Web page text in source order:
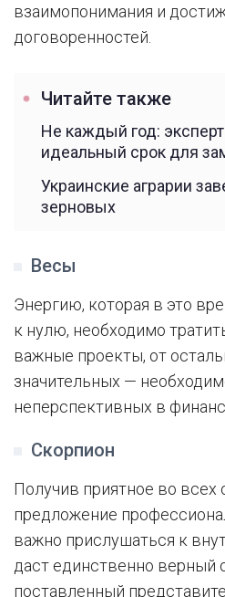
взаимопонимания и
договоренностей.
Читайте также
Не каждый год:
идеальный срок для
Украинские аграрии
зерновых
Весы
Энергию, которая в это
к нулю, необходимо
важные проекты, от
значительных —
неперспективных в
Скорпион
Получив приятное во всех
предложение
важно прислушаться к
даст единственно верный
поставленный